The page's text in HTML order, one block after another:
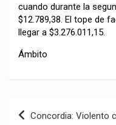
cuando durante la
$12.789,38. El tope de
llegar a $3.276.011,15.
Ámbito
Navegación
Concordia: Violento